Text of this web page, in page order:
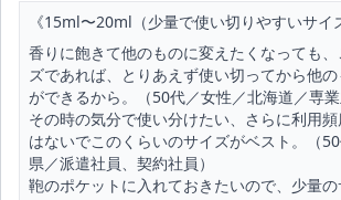
《15ml〜20ml（少量で使い切りやすいサイ
香りに飽きて他のものに変えたくなっても
ズであれば、とりあえず使い切ってから他
ができるから。（50代／女性／北海道／専業
その時の気分で使い分けたい、さらに利用頻
はないでこのくらいのサイズがベスト。（
県／派遣社員、契約社員）
鞄のポケットに入れておきたいので、少量